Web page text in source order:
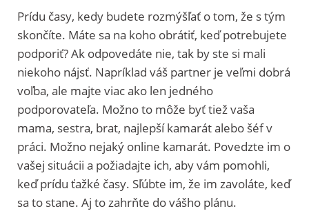
Prídu časy, kedy budete rozmýšľať o tom, že s tým
skončíte. Máte sa na koho obrátiť, keď potrebujete
podporiť? Ak odpovedáte nie, tak by ste si mali
niekoho nájsť. Napríklad váš partner je veľmi dobrá
voľba, ale majte viac ako len jedného
podporovateľa. Možno to môže byť tiež vaša
mama, sestra, brat, najlepší kamarát alebo šéf v
práci. Možno nejaký online kamarát. Povedzte im o
vašej situácii a požiadajte ich, aby vám pomohli,
keď prídu ťažké časy. Sľúbte im, že im zavoláte, keď
sa to stane. Aj to zahrňte do vášho plánu.